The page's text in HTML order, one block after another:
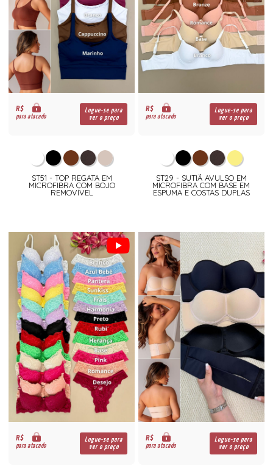
R$
para atacado
Logue-se para
ver o preço
ST51 - TOP REGATA EM
MICROFIBRA COM BOJO
REMOVÍVEL
R$
para atacado
Logue-se para
ver o preço
ST29 - SUTIÃ AVULSO EM
MICROFIBRA COM BASE EM
ESPUMA E COSTAS DUPLAS
R$
para atacado
Logue-se para
ver o preço
R$
para atacado
Logue-se para
ver o preço